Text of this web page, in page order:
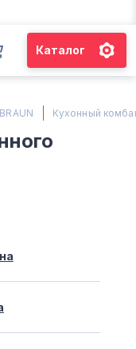
Каталог
СБ, С
Кухонный